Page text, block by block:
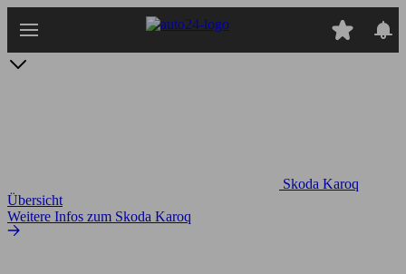
Hauptinhalt
Skoda Karoq
Übersicht
Weitere Infos zum Skoda Karoq